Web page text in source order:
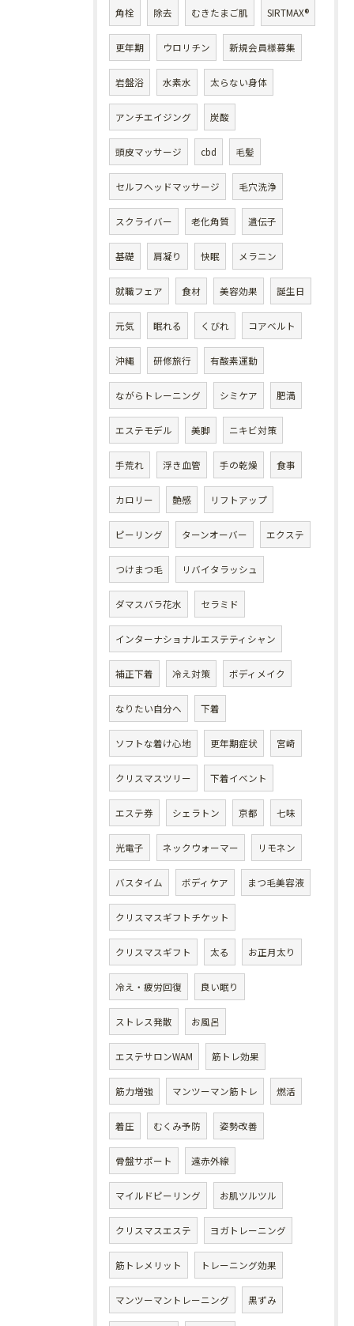
角栓 除去 むきたまご肌 SIRTMAX®
更年期 ウロリチン 新規会員様募集
岩盤浴 水素水 太らない身体
アンチエイジング 炭酸
頭皮マッサージ cbd 毛髪
セルフヘッドマッサージ 毛穴洗浄
スクライバー 老化角質 遺伝子
基礎 肩凝り 快眠 メラニン
就職フェア 食材 美容効果 誕生日
元気 眠れる くびれ コアベルト
沖縄 研修旅行 有酸素運動
ながらトレーニング シミケア 肥満
エステモデル 美脚 ニキビ対策
手荒れ 浮き血管 手の乾燥 食事
カロリー 艶感 リフトアップ
ピーリング ターンオーバー エクステ
つけまつ毛 リバイタラッシュ
ダマスバラ花水 セラミド
インターナショナルエステティシャン
補正下着 冷え対策 ボディメイク
なりたい自分へ 下着
ソフトな着け心地 更年期症状 宮崎
クリスマスツリー 下着イベント
エステ券 シェラトン 京都 七味
光電子 ネックウォーマー リモネン
バスタイム ボディケア まつ毛美容液
クリスマスギフトチケット
クリスマスギフト 太る お正月太り
冷え・疲労回復 良い眠り
ストレス発散 お風呂
エステサロンWAM 筋トレ効果
筋力増強 マンツーマン筋トレ 燃活
着圧 むくみ予防 姿勢改善
骨盤サポート 遠赤外線
マイルドピーリング お肌ツルツル
クリスマスエステ ヨガトレーニング
筋トレメリット トレーニング効果
マンツーマントレーニング 黒ずみ